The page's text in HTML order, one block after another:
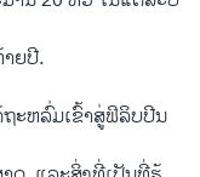
ຍ​ປີ.
ະຫລົ່ມ​ເຂົ້າ​ສູ່​ຟິລິບ​ປີນ